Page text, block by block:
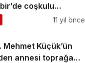
coşkulu
seslendi
11 yıl önce
Mehmet Küçük’ün
annesi toprağa